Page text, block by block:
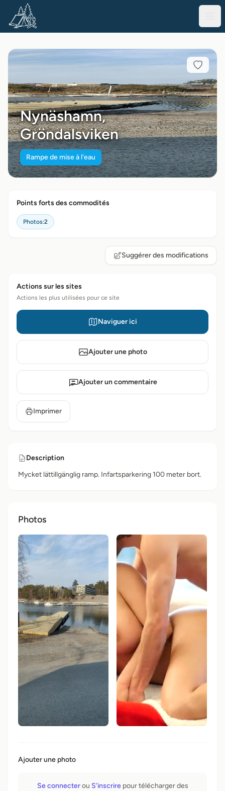
Nynäshamn,
Gröndalsviken
Rampe de mise à l'eau
Points forts des commodités
Photos:2
Suggérer des modifications
Actions sur les sites
Actions les plus utilisées pour ce site
Naviguer ici
Ajouter une photo
Ajouter un commentaire
Imprimer
Description
Mycket lättillgänglig ramp. Infartsparkering 100 meter bort.
Photos
Ajouter une photo
Se connecterou S'inscrirepour télécharger des